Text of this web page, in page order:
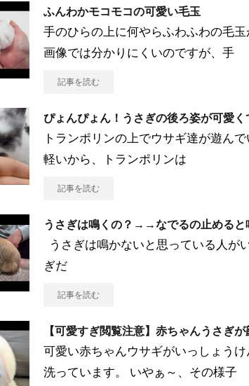
ふんわかモコモコの可愛い毛玉
手のひらの上に何やらふわふわの毛
画像では分かりにくいのですが、手
記事を読む
ぴょんぴょん！うさぎの後ろ姿が可愛く
トランポリンの上でウサギ達が遊ん
軽いから、トランポリンは
記事を読む
うさぎは鳴くの？→→なでるの止めると
うさぎは鳴かないと思っている人が
ぎだ
記事を読む
【可愛すぎ閲覧注意】赤ちゃんうさぎ
可愛い赤ちゃんウサギがいっしょう
洗っています。 いやぁ～、その様子